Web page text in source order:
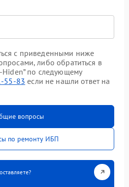
с приведенными ниже
либо обратиться в
Hiden” по следующему
55-83 если не нашли ответ на
вопросы
по ремонту ИБП